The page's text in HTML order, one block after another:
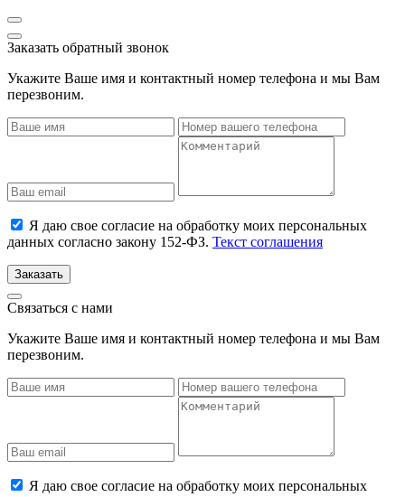
Заказать обратный звонок
Укажите Ваше имя и контактный номер телефона и мы Вам
перезвоним.
Я даю свое согласие на обработку моих персональных
данных согласно закону 152-ФЗ. Текст соглашения
Заказать
Связаться с нами
Укажите Ваше имя и контактный номер телефона и мы Вам
перезвоним.
Я даю свое согласие на обработку моих персональных